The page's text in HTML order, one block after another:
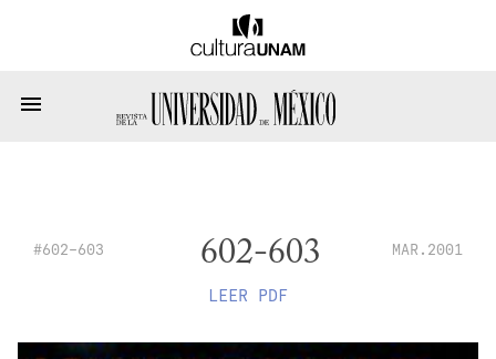
#602-603 602-603 MAR.2001
LEER PDF